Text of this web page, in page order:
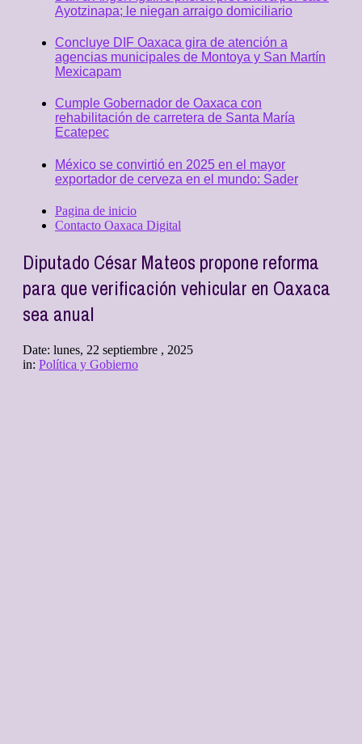
Ayotzinapa; le niegan arraigo domiciliario
Concluye DIF Oaxaca gira de atención a
agencias municipales de Montoya y San Martín
Mexicapam
Cumple Gobernador de Oaxaca con
rehabilitación de carretera de Santa María
Ecatepec
México se convirtió en 2025 en el mayor
exportador de cerveza en el mundo: Sader
Pagina de inicio
Contacto Oaxaca Digital
Diputado César Mateos propone reforma
para que verificación vehicular en Oaxaca
sea anual
Date: lunes, 22 septiembre , 2025
in: Política y Gobierno